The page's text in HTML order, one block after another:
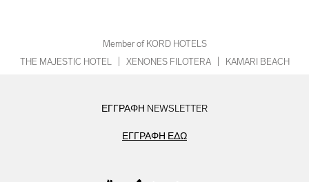
Member of KORD HOTELS
THE MAJESTIC HOTEL
XENONES FILOTERA KAMARI BEACH
ΕΓΓΡΑΦΗ NEWSLETTER
ΕΓΓΡΑΦΗ ΕΔΩ